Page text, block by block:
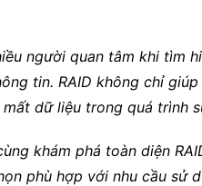
người quan tâm khi tìm
tin. RAID không chỉ
dữ liệu trong quá trình
khám phá toàn diện
phù hợp với nhu cầu sử